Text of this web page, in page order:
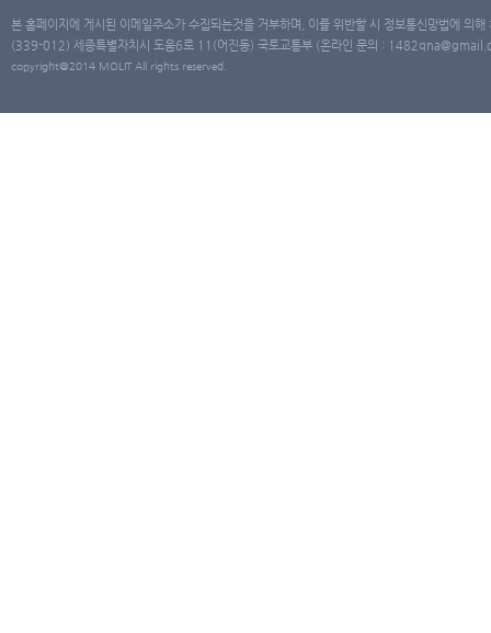
본 홈페이지에 게시된 이메일주소가 수집되는것을 거부하며, 이를 위반할 시 정보통신망법에 의
(339-012) 세종특별자치시 도움6로 11(어진동) 국토교통부 (온라인 문의 :
copyright@2014 MOLIT All rights reserved.